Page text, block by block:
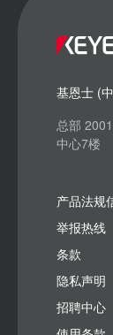
基恩士 (
总部
中心7楼
产品法规
举报热线
条款
隐私声明
招聘中心